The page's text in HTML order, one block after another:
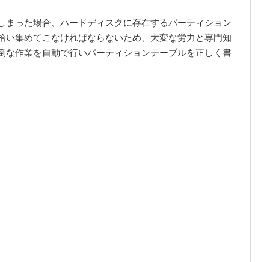
まった場合、ハードディスクに存在するパーティション
い集めてこなければならないため、大変な労力と専門知
な作業を自動で行いパーティションテーブルを正しく書